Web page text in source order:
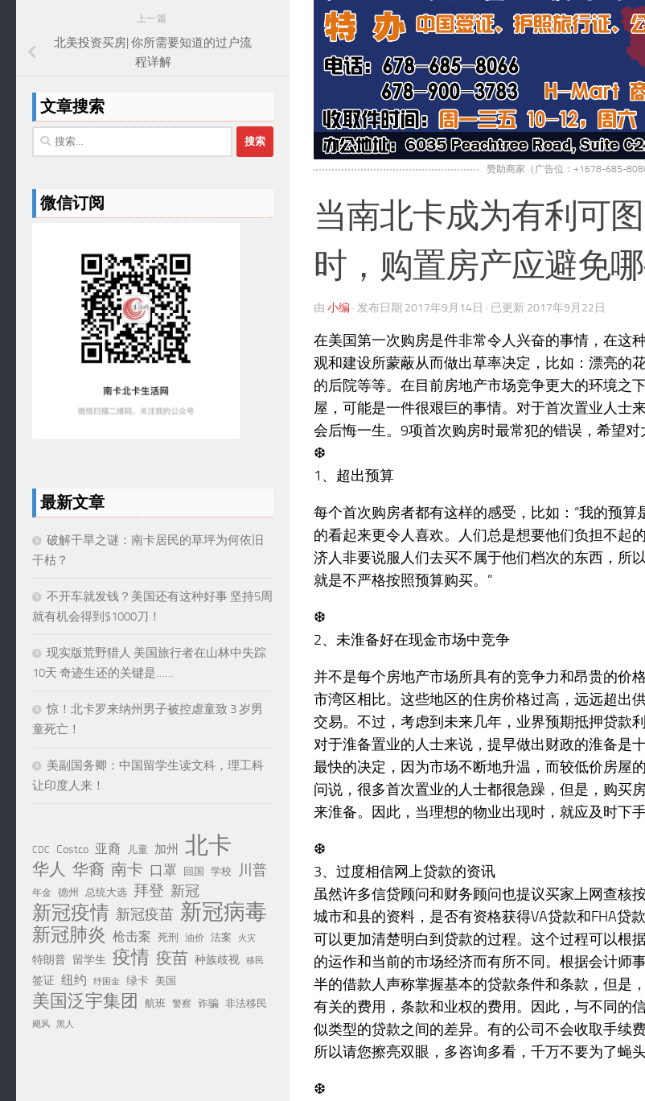
赞助商家（广告位：+1678-685-
当南北卡成为有利可
时，购置房产应避免
由 小编 · 发布日期 2017年9月14日 · 已更新 2017年9月22日
在美国第一次购房是件非常令人兴奋的事情，在这
观和建设所蒙蔽从而做出草率决定，比如：漂亮的
的后院等等。在目前房地产市场竞争更大的环境之
屋，可能是一件很艰巨的事情。对于首次置业人士
会后悔一生。9项首次购房时最常犯的错误，希望对
❆
1、超出预算
每个首次购房者都有这样的感受，比如：“我的预
的看起来更令人喜欢。人们总是想要他们负担不起
济人非要说服人们去买不属于他们档次的东西，所
就是不严格按照预算购买。”
❆
2、未淮备好在现金市场中竞争
并不是每个房地产市场所具有的竞争力和昂贵的价
市湾区相比。这些地区的住房价格过高，远远超出
交易。不过，考虑到未来几年，业界预期抵押贷款
对于淮备置业的人士来说，提早做出财政的淮备是
最快的决定，因为市场不断地升温，而较低价房屋
问说，很多首次置业的人士都很急躁，但是，购买
来淮备。因此，当理想的物业出现时，就应及时下
❆
3、过度相信网上贷款的资讯
虽然许多信贷顾问和财务顾问也提议买家上网查核
城市和县的资料，是否有资格获得VA贷款和FHA贷
可以更加清楚明白到贷款的过程。这个过程可以根
的运作和当前的市场经济而有所不同。根据会计师
半的借款人声称掌握基本的贷款条件和条款，但是
有关的费用，条款和业权的费用。因此，与不同的
似类型的贷款之间的差异。有的公司不会收取手续
所以请您擦亮双眼，多咨询多看，千万不要为了蝇
❆
上一篇
北美投资买房| 你所需要知道的过户流
程详解
文章搜索
搜
索：
微信订阅
最新文章
破解干旱之谜：南卡居民的草坪为何依旧
干枯？
不开车就发钱？美国还有这种好事 坚持5周
就有机会得到$1000刀！
现实版荒野猎人 美国旅行者在山林中失踪
10天 奇迹生还的关键是……
惊！北卡罗来纳州男子被控虐童致 3 岁男
童死亡！
美副国务卿：中国留学生读文科，理工科
让印度人来！
CDC Costco 亚裔 儿童 加州 北卡
华人 华裔 南卡 口罩 回国 学校 川普
年金 德州 总统大选 拜登 新冠
新冠疫情 新冠疫苗 新冠病毒
新冠肺炎 枪击案 死刑 油价 法案 火灾
特朗普 留学生 疫情 疫苗 种族歧视 移民
签证 纽约 纾困金 绿卡 美国
美国泛宇集团 航班 警察 诈骗 非法移民
飓风 黑人